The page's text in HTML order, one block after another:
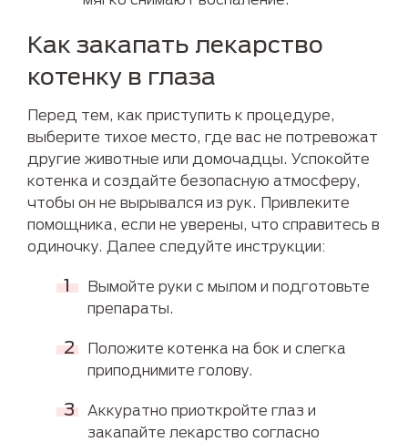
Как закапать лекарство
котенку в глаза
Перед тем, как приступить к процедуре,
выберите тихое место, где вас не потревожат
другие животные или домочадцы. Успокойте
котенка и создайте безопасную атмосферу,
чтобы он не вырывался из рук. Привлеките
помощника, если не уверены, что справитесь в
одиночку. Далее следуйте инструкции:
Вымойте руки с мылом и подготовьте
препараты.
Положите котенка на бок и слегка
приподнимите голову.
Аккуратно приоткройте глаз и
закапайте лекарство согласно